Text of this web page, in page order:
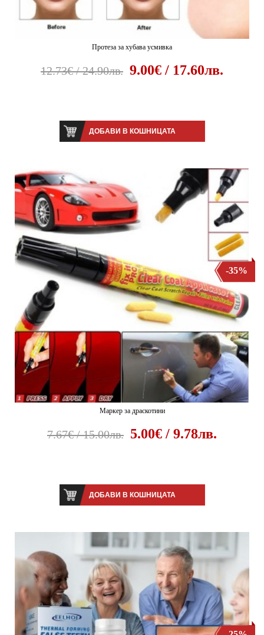
Протеза за хубава усмивка
12.73€ / 24.90лв. 9.00€ / 17.60лв.
ДОБАВИ В КОШНИЦАТА
Маркер за драскотини
7.67€ / 15.00лв. 5.00€ / 9.78лв.
-35%
ДОБАВИ В КОШНИЦАТА